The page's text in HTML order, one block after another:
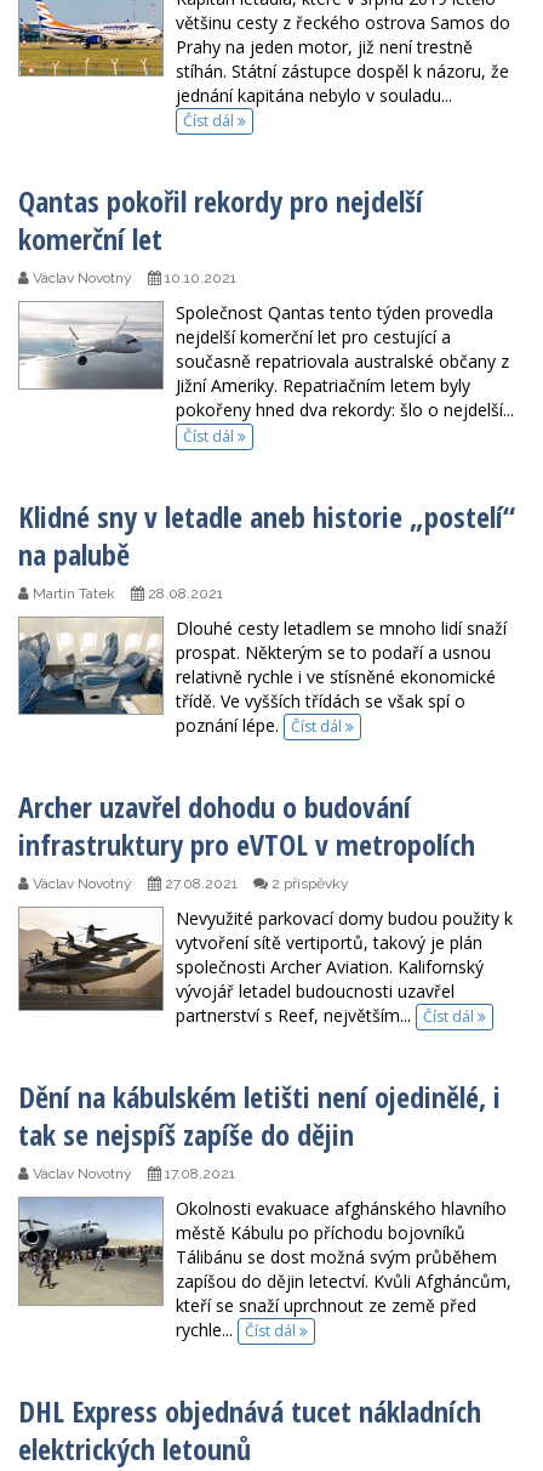
většinu cesty z řeckého ostrova Samos do
Prahy na jeden motor, již není trestně
stíhán. Státní zástupce dospěl k názoru, že
jednání kapitána nebylo v souladu...
Číst dál
Qantas pokořil rekordy pro nejdelší
komerční let
Václav Novotný 10.10.2021
Společnost Qantas tento týden provedla
nejdelší komerční let pro cestující a
současně repatriovala australské občany z
Jižní Ameriky. Repatriačním letem byly
pokořeny hned dva rekordy: šlo o nejdelší...
Číst dál
Klidné sny v letadle aneb historie „postelí“
na palubě
Martin Tatek 28.08.2021
Dlouhé cesty letadlem se mnoho lidí snaží
prospat. Některým se to podaří a usnou
relativně rychle i ve stísněné ekonomické
třídě. Ve vyšších třídách se však spí o
poznání lépe.
Číst dál
Archer uzavřel dohodu o budování
infrastruktury pro eVTOL v metropolích
Václav Novotný 27.08.2021 2 příspěvky
Nevyužité parkovací domy budou použity k
vytvoření sítě vertiportů, takový je plán
společnosti Archer Aviation. Kalifornský
vývojář letadel budoucnosti uzavřel
partnerství s Reef, největším...
Číst dál
Dění na kábulském letišti není ojedinělé, i
tak se nejspíš zapíše do dějin
Václav Novotný 17.08.2021
Okolnosti evakuace afghánského hlavního
městě Kábulu po příchodu bojovníků
Tálibánu se dost možná svým průběhem
zapíšou do dějin letectví. Kvůli Afgháncům,
kteří se snaží uprchnout ze země před
rychle...
Číst dál
DHL Express objednává tucet nákladních
elektrických letounů